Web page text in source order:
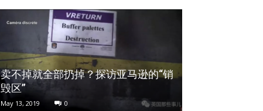
卖不掉就全部扔掉？探访亚马逊的“销
毁区”
May 13, 2019 0